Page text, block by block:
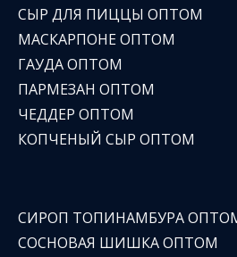
СЫР ДЛЯ ПИЦЦЫ ОПТОМ
МАСКАРПОНЕ ОПТОМ
ГАУДА ОПТОМ
ПАРМЕЗАН ОПТОМ
ЧЕДДЕР ОПТОМ
КОПЧЕНЫЙ СЫР ОПТОМ
СИРОП ТОПИНАМБУРА
СОСНОВАЯ ШИШКА ОПТОМ